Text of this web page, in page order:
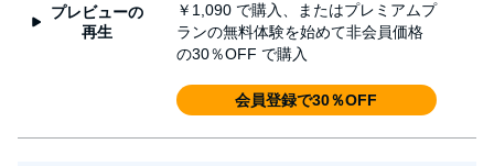
プレビューの
再生
￥1,090 で購入、またはプレミアムプ
ランの無料体験を始めて非会員価格
の30％OFF で購入
会員登録で30％OFF